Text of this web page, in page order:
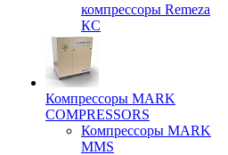
компрессоры Remeza
КС
Компрессоры MARK
COMPRESSORS
Компрессоры MARK
MMS